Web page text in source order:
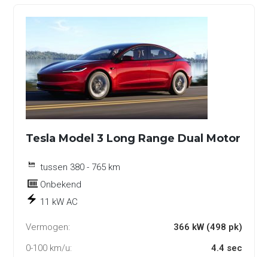
Tesla Model 3 Long Range Dual Motor
tussen 380 - 765 km
Onbekend
11 kW AC
Vermogen:
366 kW (498 pk)
0-100 km/u:
4.4 sec